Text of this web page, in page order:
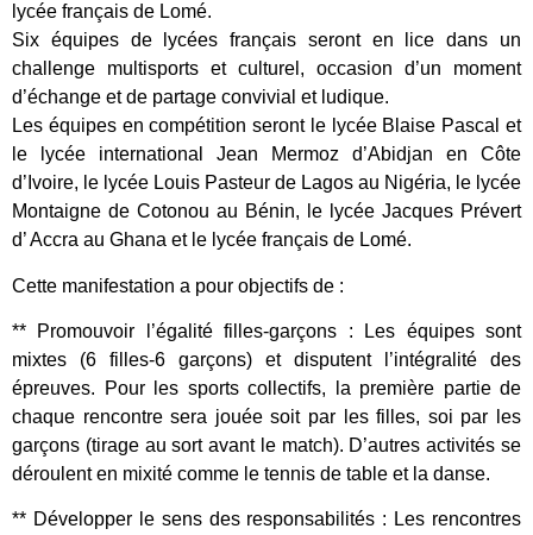
lycée français de Lomé.
Six équipes de lycées français seront en lice dans un
challenge multisports et culturel, occasion d’un moment
d’échange et de partage convivial et ludique.
Les équipes en compétition seront le lycée Blaise Pascal et
le lycée international Jean Mermoz d’Abidjan en Côte
d’Ivoire, le lycée Louis Pasteur de Lagos au Nigéria, le lycée
Montaigne de Cotonou au Bénin, le lycée Jacques Prévert
d’ Accra au Ghana et le lycée français de Lomé.
Cette manifestation a pour objectifs de :
** Promouvoir l’égalité filles-garçons : Les équipes sont
mixtes (6 filles-6 garçons) et disputent l’intégralité des
épreuves. Pour les sports collectifs, la première partie de
chaque rencontre sera jouée soit par les filles, soi par les
garçons (tirage au sort avant le match). D’autres activités se
déroulent en mixité comme le tennis de table et la danse.
** Développer le sens des responsabilités : Les rencontres